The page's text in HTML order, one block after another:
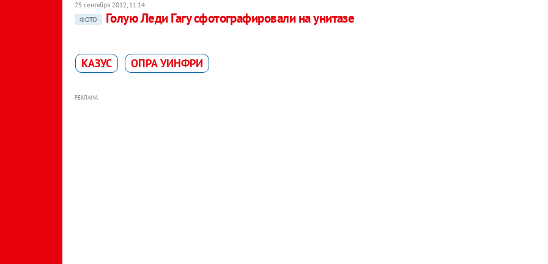
25 сентября 2012, 11:14
ФОТО
Голую Леди Гагу сфотографировали на унитазе
КАЗУС ОПРА УИНФРИ
РЕКЛАМА